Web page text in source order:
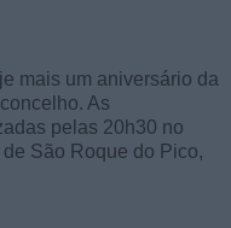
mais um aniversário da
As
pelas 20h30 no
São Roque do Pico,